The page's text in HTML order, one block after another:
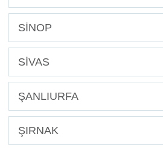
SİNOP
SİVAS
ŞANLIURFA
ŞIRNAK